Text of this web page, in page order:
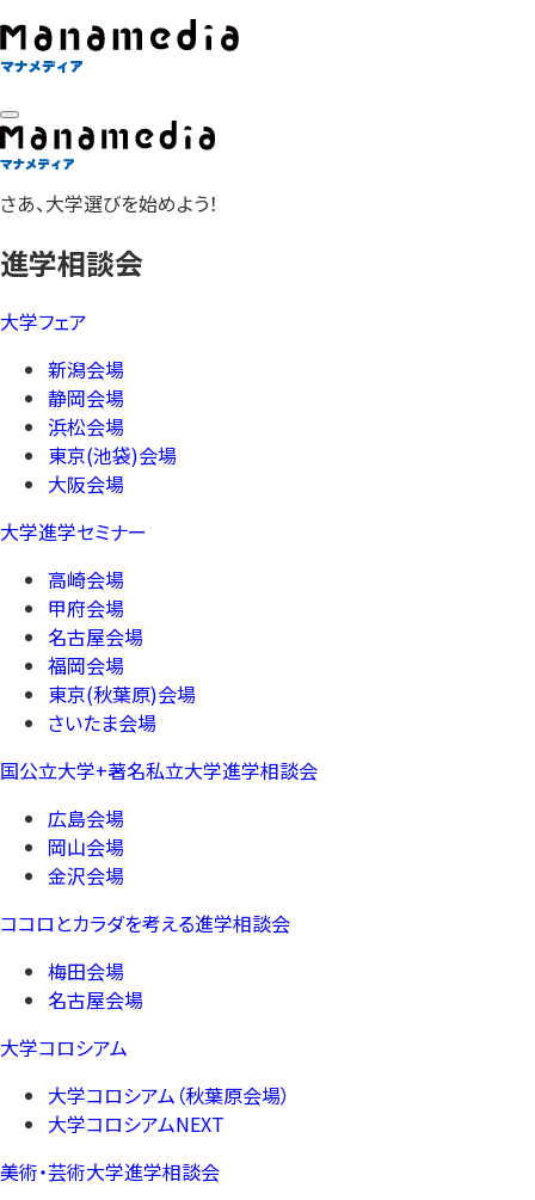
さあ、大学選びを始めよう！
進学相談会
大学フェア
新潟会場
静岡会場
浜松会場
東京(池袋)会場
大阪会場
大学進学セミナー
高崎会場
甲府会場
名古屋会場
福岡会場
東京(秋葉原)会場
さいたま会場
国公立大学+著名私立大学進学相談会
広島会場
岡山会場
金沢会場
ココロとカラダを考える進学相談会
梅田会場
名古屋会場
大学コロシアム
大学コロシアム（秋葉原会場）
大学コロシアムNEXT
美術・芸術大学進学相談会